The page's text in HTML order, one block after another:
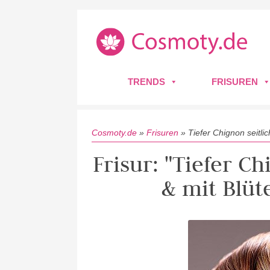
TRENDS FRISUREN
Cosmoty.de » Frisuren » Tiefer Chignon
Frisur: "Tiefer
& mit